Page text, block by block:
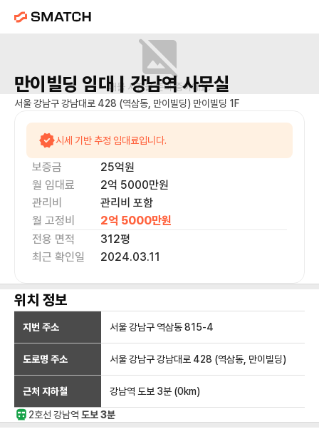
매물 사진을 준비 중이에요.
만이빌딩 임대 | 강남역사무실
서울 강남구 강남대로 428 (역삼동, 만이빌딩) 만이빌딩 1F
시세 기반 추정 임대료입니다.
보증금 25억원
월 임대료
2억 5000만원
관리비
관리비 포함
월 고정비
2억 5000만원
전용 면적
312평
최근 확인일
2024.03.11
위치 정보
지번 주소 서울 강남구 역삼동 815-4
도로명 주소 서울 강남구 강남대로 428 (역삼동, 만이빌딩)
근처 지하철 강남역 도보 3분 (0km)
2호선 강남역 도보 3분